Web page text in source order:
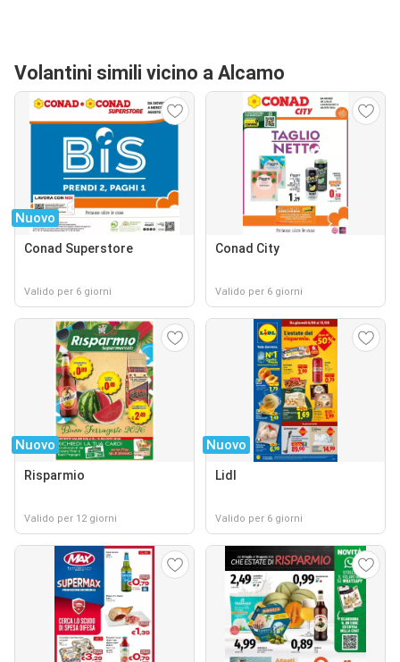
Volantini simili vicino a Alcamo
Nuovo
Conad Superstore
Valido per 6 giorni
Conad City
Valido per 6 giorni
Nuovo
Risparmio
Valido per 12 giorni
Nuovo
Lidl
Valido per 6 giorni